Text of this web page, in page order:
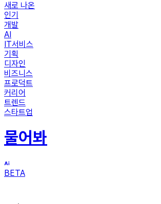
새로 나온
인기
개발
AI
IT서비스
기획
디자인
비즈니스
프로덕트
커리어
트렌드
스타트업
물어봐
BETA